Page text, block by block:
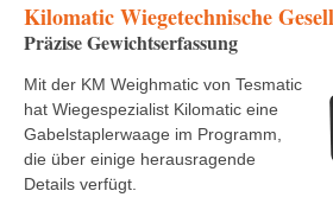
Kilomatic Wiegetechnische
Präzise Gewichtserfassung
Mit der KM Weighmatic von Tesmatic
hat Wiegespezialist Kilomatic eine
Gabelstaplerwaage im Programm,
die über einige herausragende
Details verfügt.